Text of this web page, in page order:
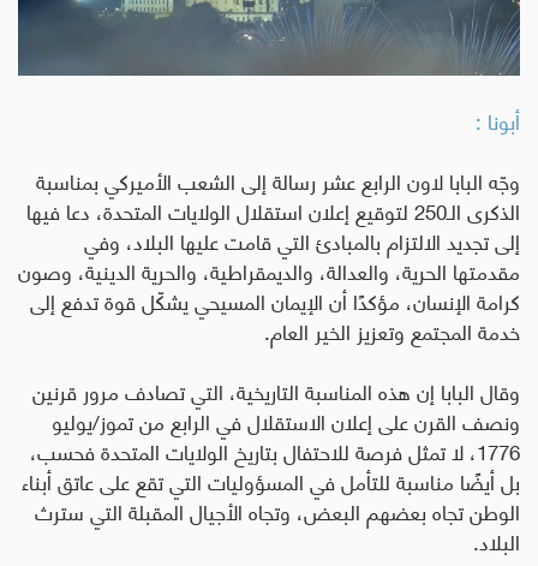
أبونا :
وجّه البابا لاون الرابع عشر رسالة إلى الشعب الأميركي بمناسبة
الذكرى الـ250 لتوقيع إعلان استقلال الولايات المتحدة، دعا فيها
إلى تجديد الالتزام بالمبادئ التي قامت عليها البلاد، وفي
مقدمتها الحرية، والعدالة، والديمقراطية، والحرية الدينية، وصون
كرامة الإنسان، مؤكدًا أن الإيمان المسيحي يشكّل قوة تدفع إلى
خدمة المجتمع وتعزيز الخير العام.
وقال البابا إن هذه المناسبة التاريخية، التي تصادف مرور قرنين
ونصف القرن على إعلان الاستقلال في الرابع من تموز/يوليو
1776، لا تمثل فرصة للاحتفال بتاريخ الولايات المتحدة فحسب،
بل أيضًا مناسبة للتأمل في المسؤوليات التي تقع على عاتق أبناء
الوطن تجاه بعضهم البعض، وتجاه الأجيال المقبلة التي سترث
البلاد.